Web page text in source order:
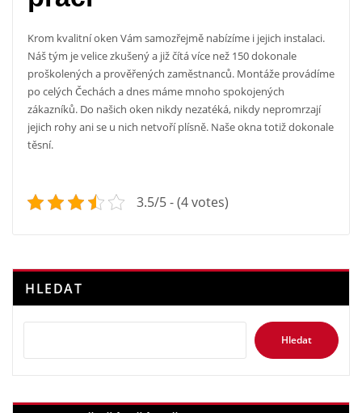
Krom kvalitní oken Vám samozřejmě nabízíme i jejich instalaci.
Náš tým je velice zkušený a již čítá více než 150 dokonale
proškolených a prověřených zaměstnanců. Montáže provádíme
po celých Čechách a dnes máme mnoho spokojených
zákazníků. Do našich oken nikdy nezatéká, nikdy nepromrzají
jejich rohy ani se u nich netvoří plísně. Naše okna totiž dokonale
těsní.
3.5/5 - (4 votes)
HLEDAT
Hledat